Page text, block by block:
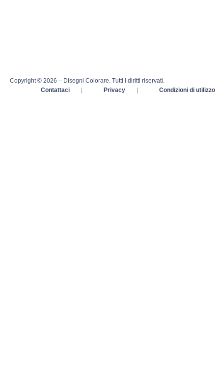
Copyright © 2026 – Disegni Colorare. Tutti i diritti riservati.
Contattaci
| Privacy | Condizioni di utilizzo